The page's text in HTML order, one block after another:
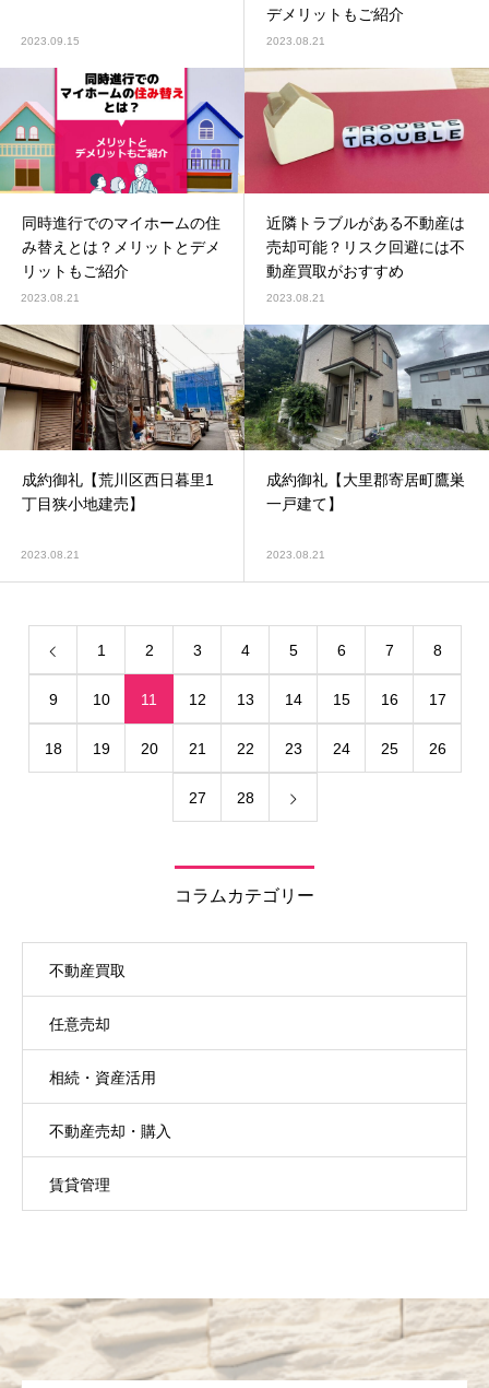
2023.09.15
デメリットもご紹介
2023.08.21
同時進行でのマイホームの住
み替えとは？メリットとデメ
リットもご紹介
2023.08.21
近隣トラブルがある不動産は
売却可能？リスク回避には不
動産買取がおすすめ
2023.08.21
成約御礼【荒川区西日暮里1
丁目狭小地建売】
2023.08.21
成約御礼【大里郡寄居町鷹巣
一戸建て】
2023.08.21
1 2 3 4 5 6 7 8
9 10 11 12 13 14 15 16 17
18 19 20 21 22 23 24 25 26
27 28
コラムカテゴリー
不動産買取
任意売却
相続・資産活用
不動産売却・購入
賃貸管理